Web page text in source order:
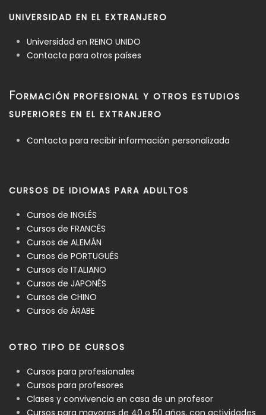
UNIVERSIDAD EN EL EXTRANJERO
Universidad en REINO UNIDO
Contacta para otros países
FORMACIÓN PROFESIONAL Y OTROS ESTUDIOS
SUPERIORES EN EL EXTRANJERO
Contacta para recibir información personalizada
CURSOS DE IDIOMAS PARA ADULTOS
Cursos de INGLÉS
Cursos de FRANCÉS
Cursos de ALEMÁN
Cursos de PORTUGUÉS
Cursos de ITALIANO
Cursos de JAPONÉS
Cursos de CHINO
Cursos de ÁRABE
OTRO TIPO DE CURSOS
Cursos para profesionales
Cursos para profesores
Clases y convivencia en casa de un profesor
Cursos para mayores de 40 o 50 años, con actividades